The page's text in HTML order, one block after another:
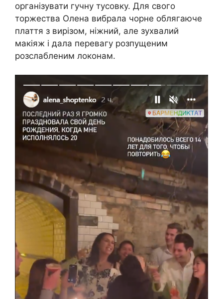
організувати гучну тусовку. Для свого
торжества Олена вибрала чорне облягаюче
плаття з вирізом, ніжний, але зухвалий
макіяж і дала перевагу розпущеним
розслабленим локонам.